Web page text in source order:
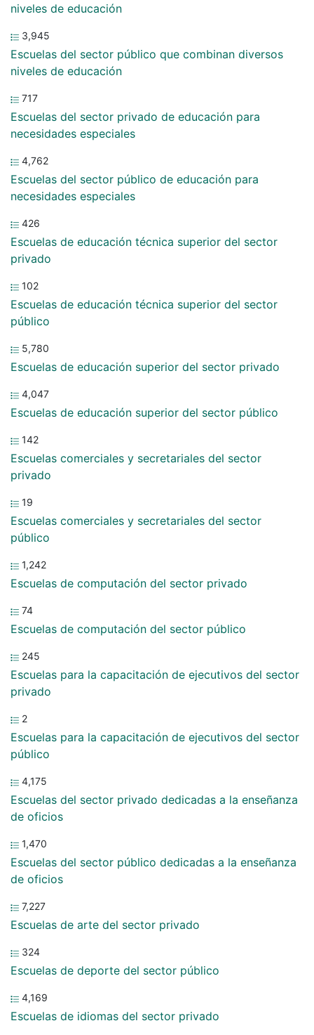
niveles de educación
3,945
Escuelas del sector público que combinan diversos
niveles de educación
717
Escuelas del sector privado de educación para
necesidades especiales
4,762
Escuelas del sector público de educación para
necesidades especiales
426
Escuelas de educación técnica superior del sector
privado
102
Escuelas de educación técnica superior del sector
público
5,780
Escuelas de educación superior del sector privado
4,047
Escuelas de educación superior del sector público
142
Escuelas comerciales y secretariales del sector
privado
19
Escuelas comerciales y secretariales del sector
público
1,242
Escuelas de computación del sector privado
74
Escuelas de computación del sector público
245
Escuelas para la capacitación de ejecutivos del sector
privado
2
Escuelas para la capacitación de ejecutivos del sector
público
4,175
Escuelas del sector privado dedicadas a la enseñanza
de oficios
1,470
Escuelas del sector público dedicadas a la enseñanza
de oficios
7,227
Escuelas de arte del sector privado
324
Escuelas de deporte del sector público
4,169
Escuelas de idiomas del sector privado